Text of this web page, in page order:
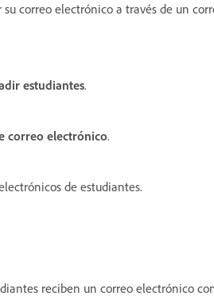
correo electrónico a través de un
estudiantes.
correo electrónico.
de estudiantes.
reciben un correo electrónico